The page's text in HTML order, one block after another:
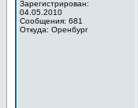
Зарегистрирован:
04.05.2010
Сообщения: 681
Откуда: Оренбург